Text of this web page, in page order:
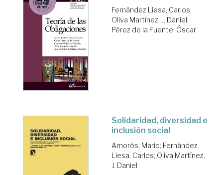
Fernández Liesa, Carlos;
Oliva Martínez, J. Daniel;
Pérez de la Fuente, Óscar
Solidaridad, diversidad e
inclusión social
Amorós, Mario; Fernández
Liesa, Carlos; Oliva Martínez,
J. Daniel